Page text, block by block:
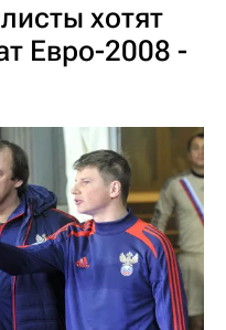
хотят
Евро-2008 -